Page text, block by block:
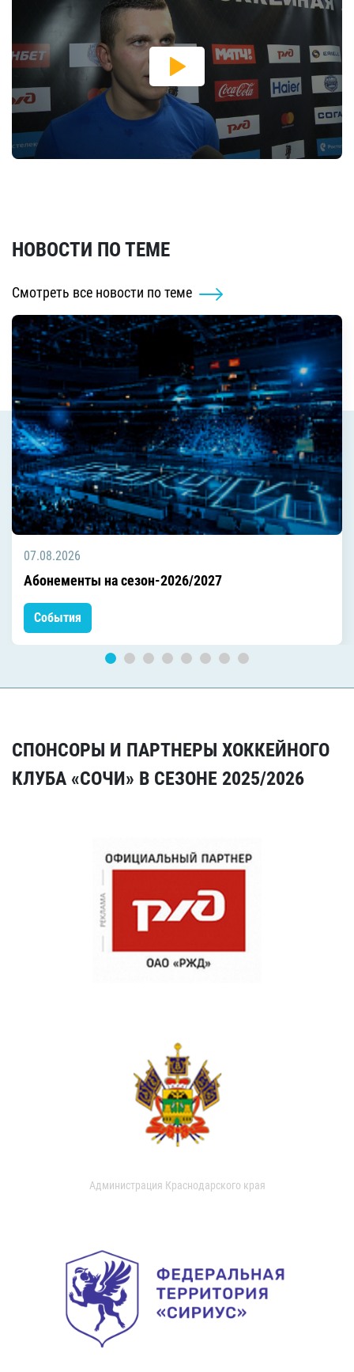
НОВОСТИ ПО ТЕМЕ
Смотреть все новости по теме
07.08.2026
Абонементы на сезон-2026/2027
События
СПОНСОРЫ И ПАРТНЕРЫ ХОККЕЙНОГО
КЛУБА «СОЧИ» В СЕЗОНЕ 2025/2026
Администрация Краснодарского края